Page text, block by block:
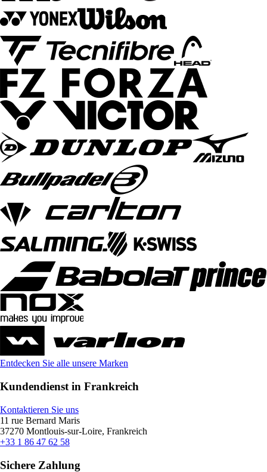
Entdecken Sie alle unsere Marken
Kundendienst in Frankreich
Kontaktieren Sie uns
11 rue Bernard Maris
37270 Montlouis-sur-Loire, Frankreich
+33 1 86 47 62 58
Sichere Zahlung